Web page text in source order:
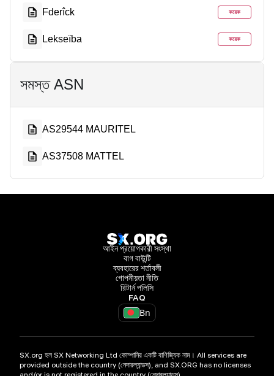
Fderîck কয়েক
Lekseïba কয়েক
সমস্ত ASN
AS29544 MAURITEL
AS37508 MATTEL
আইন প্রয়োগকারী সংস্থা
বাগ বাউন্টি
ব্যবহারের শর্তাবলী
গোপনীয়তা নীতি
রিটার্ন পলিসি
FAQ
Bn
SX.org হল SX Networking Ltd কোম্পানির একটি বাণিজ্যিক নাম। All services are
provided outside the country (নেদারল্যান্ডস), and SX.ORG has no licenses